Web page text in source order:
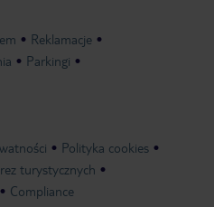
Reklamacje
Parkingi
Polityka cookies
turystycznych
Compliance